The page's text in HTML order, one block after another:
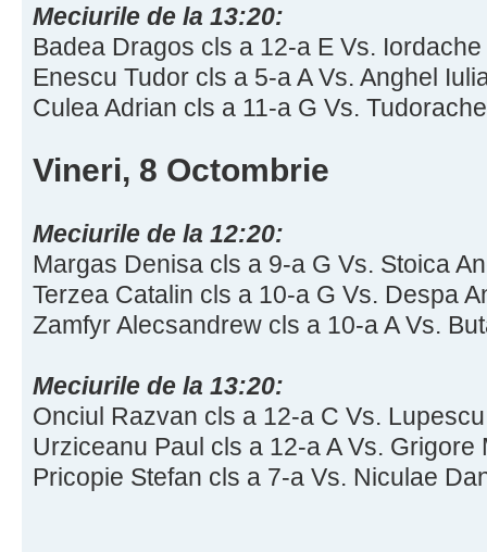
Meciurile de la 13:20:
Badea Dragos cls a 12-a E Vs.
Enescu Tudor cls a 5-a A Vs. Anghel
Culea Adrian cls a 11-a G Vs.
Vineri, 8 Octombrie
Meciurile de la 12:20:
Margas Denisa cls a 9-a G Vs. Stoica
Terzea Catalin cls a 10-a G Vs. Despa
Zamfyr Alecsandrew cls a 10-a A Vs.
Meciurile de la 13:20:
Onciul Razvan cls a 12-a C Vs.
Urziceanu Paul cls a 12-a A Vs. Grigore
Pricopie Stefan cls a 7-a Vs. Niculae